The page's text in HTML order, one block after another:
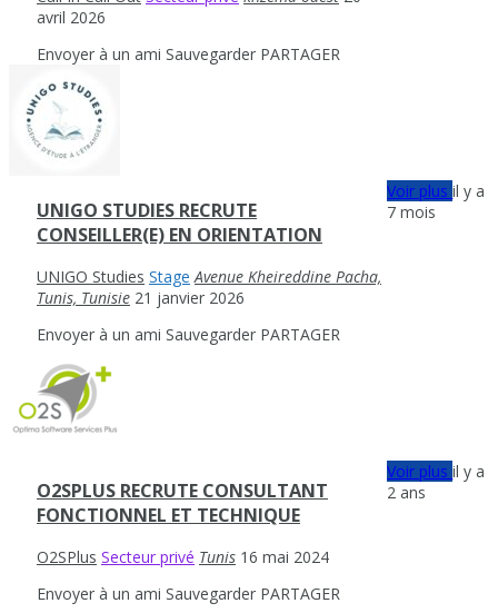
avril 2026
Envoyer à un ami Sauvegarder PARTAGER
UNIGO STUDIES RECRUTE
CONSEILLER(E) EN ORIENTATION
UNIGO Studies Stage Avenue Kheireddine Pacha,
Tunis, Tunisie 21 janvier 2026
Envoyer à un ami Sauvegarder PARTAGER
Voir plusil y a
7 mois
O2SPLUS RECRUTE CONSULTANT
FONCTIONNEL ET TECHNIQUE
O2SPlus Secteur privé Tunis 16 mai 2024
Envoyer à un ami Sauvegarder PARTAGER
Voir plusil y a
2 ans